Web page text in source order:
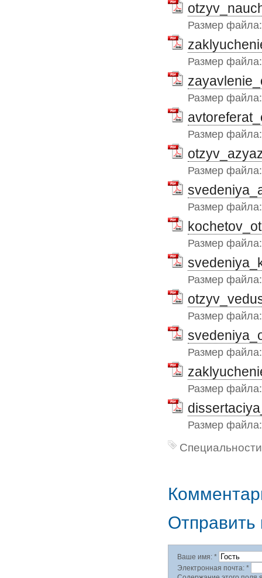
Размер
Размер
Размер
Размер
Размер
Размер
Размер
Размер
Размер
Размер
Размер
Размер
Ваше имя: *
Электронная почта: *